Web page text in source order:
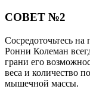
СОВЕТ №2
Сосредоточьтесь на
Ронни Колеман
грани его
веса и количество
мышечной массы.